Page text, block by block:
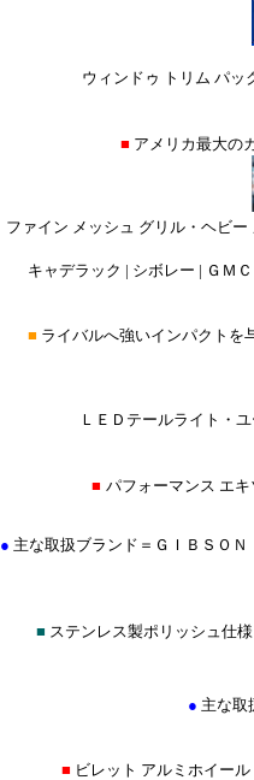
ウィンドゥ トリム パッ
■ アメリカ最大の
ファイン メッシュ グリル・ヘビ
キャデラック | シボレー | ＧＭ
■ ライバルへ強いインパクト
ＬＥＤテールライト・
■ パフォーマンス エ
● 主な取扱ブランド＝ＧＩＢＳＯ
■ ステンレス製ポリッシュ仕
● 主な取
■ ビレット アルミホイー